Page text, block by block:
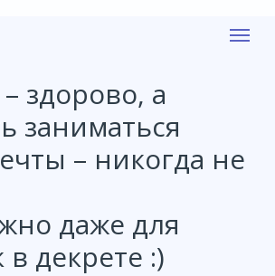
здорово, а
заниматься
– никогда не
даже для
декрете :)